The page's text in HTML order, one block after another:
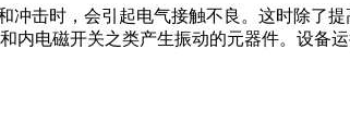
击时，会引起电气接触不良。这时除了提
内电磁开关之类产生振动的元器件。设备